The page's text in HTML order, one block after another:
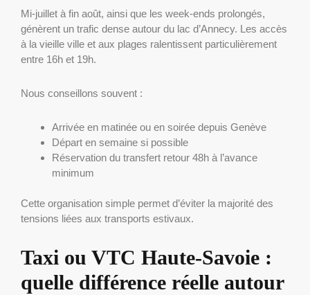
Mi-juillet à fin août, ainsi que les week-ends prolongés,
génèrent un trafic dense autour du lac d’Annecy. Les accès
à la vieille ville et aux plages ralentissent particulièrement
entre 16h et 19h.
Nous conseillons souvent :
Arrivée en matinée ou en soirée depuis Genève
Départ en semaine si possible
Réservation du transfert retour 48h à l’avance
minimum
Cette organisation simple permet d’éviter la majorité des
tensions liées aux transports estivaux.
Taxi ou VTC Haute-Savoie :
quelle différence réelle autour